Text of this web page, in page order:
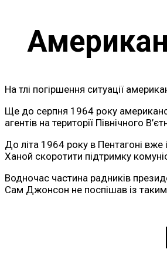
На тлі погіршення ситуації
Ще до серпня 1964 року
агентів на території Північного
До літа 1964 року в Пентагоні вже
Ханой скоротити підтримку
Водночас частина радників
Сам Джонсон не поспішав із